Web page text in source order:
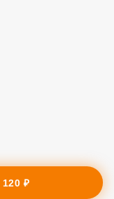
120 ₽